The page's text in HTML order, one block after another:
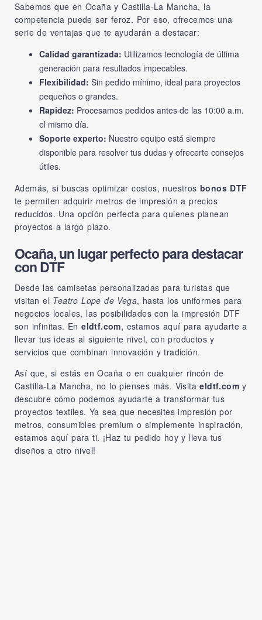
Sabemos que en Ocaña y Castilla-La Mancha, la
competencia puede ser feroz. Por eso, ofrecemos una
serie de ventajas que te ayudarán a destacar:
Calidad garantizada: Utilizamos tecnología de última
generación para resultados impecables.
Flexibilidad: Sin pedido mínimo, ideal para proyectos
pequeños o grandes.
Rapidez: Procesamos pedidos antes de las 10:00 a.m.
el mismo día.
Soporte experto: Nuestro equipo está siempre
disponible para resolver tus dudas y ofrecerte consejos
útiles.
Además, si buscas optimizar costos, nuestros bonos DTF
te permiten adquirir metros de impresión a precios
reducidos. Una opción perfecta para quienes planean
proyectos a largo plazo.
Ocaña, un lugar perfecto para destacar
con DTF
Desde las camisetas personalizadas para turistas que
visitan el Teatro Lope de Vega, hasta los uniformes para
negocios locales, las posibilidades con la impresión DTF
son infinitas. Eneldtf.com, estamos aquí para ayudarte a
llevar tus ideas al siguiente nivel, con productos y
servicios que combinan innovación y tradición.
Así que, si estás en Ocaña o en cualquier rincón de
Castilla-La Mancha, no lo pienses más. Visitaeldtf.com y
descubre cómo podemos ayudarte a transformar tus
proyectos textiles. Ya sea que necesites impresión por
metros, consumibles premium o simplemente inspiración,
estamos aquí para ti. ¡Haz tu pedido hoy y lleva tus
diseños a otro nivel!